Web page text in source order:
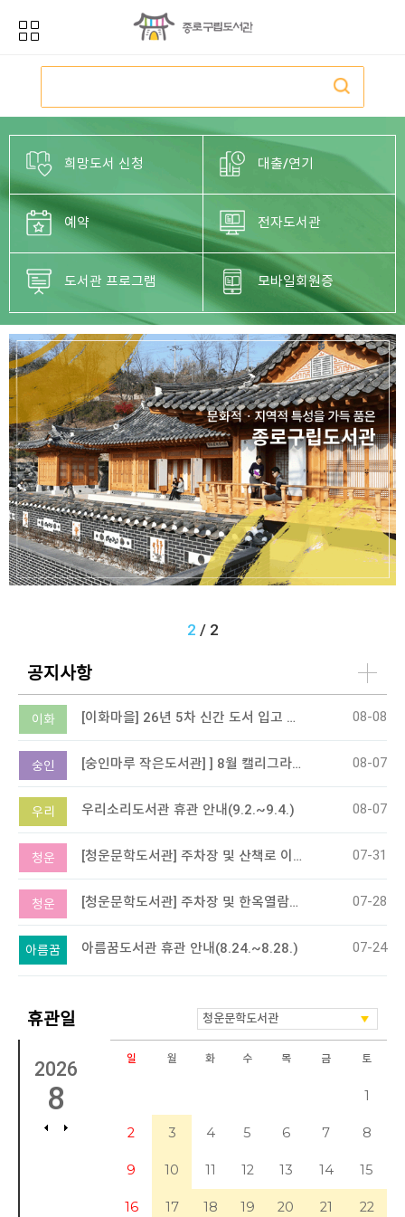
희망도서 신청 대출/연기
예약 전자도서관
도서관 프로그램 모바일회원증
2 / 2
공지사항
이화 [이화마을] 26년 5차 신간 도서 입고 안내 08-08
숭인 [숭인마루 작은도서관] ] 8월 캘리그라피 프로그램 -책속의 한 문장 마음에 적다 08-07
우리 우리소리도서관 휴관 안내(9.2.~9.4.) 08-07
청운 [청운문학도서관] 주차장 및 산책로 이용 불가 : 8.10.(월) 07-31
청운 [청운문학도서관] 주차장 및 한옥열람실 이용 제한 안내(8/2, 8/9) 07-28
아름꿈 아름꿈도서관 휴관 안내(8.24.~8.28.) 07-24
휴관일
2026
8
일 월 화 수 목 금 토
1
2 3 4 5 6 7 8
9 10 11 12 13 14 15
16 17 18 19 20 21 22